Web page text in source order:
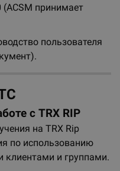
(ACSM принимает
пользователя
с TRX RIP
на TRX Rip
по использованию
клиентами и группами.